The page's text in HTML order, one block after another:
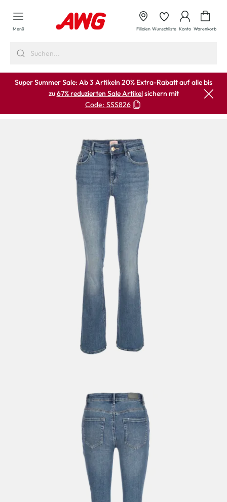
springen
Menü Filialen Wunschliste Konto Warenkorb
Super Summer Sale: Ab 3 Artikeln 20% Extra-Rabatt auf alle bis
zu67% reduzierten Sale Artikelsichern mit
Code: SSS826